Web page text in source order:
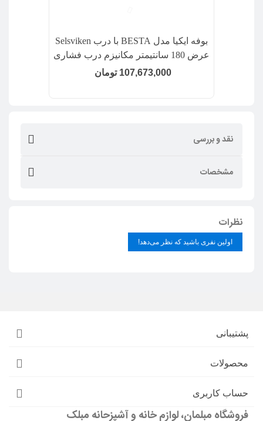
بوفه ایکیا مدل BESTA با درب Selsviken
عرض 180 سانتیمتر مکانیزم درب فشاری
رنگ قهوه ای تیره/هایگلاس مشکی/شیشه
107,673,000 تومان
نقد و بررسی
مشخصات
نظرات
اولین نفری باشید که نظر می‌دهد!
پشتیبانی
محصولات
حساب کاربری
فروشگاه مبلمان، لوازم خانه و آشپزحانه مبلک